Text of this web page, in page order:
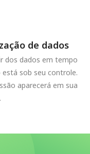
de dados
dos dados em tempo
sob seu controle.
aparecerá em sua